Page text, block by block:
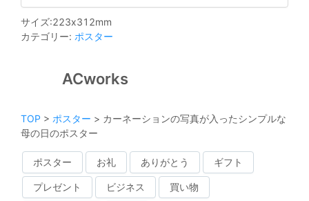
サイズ:223x312mm
カテゴリー: ポスター
ACworks
TOP > ポスター > カーネーションの写真が入ったシンプルな
母の日のポスター
ポスター お礼 ありがとう ギフト
プレゼント ビジネス 買い物